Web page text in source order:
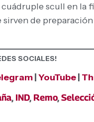
scull en la
de
SOCIALES!
YouTube
, IND, Remo,